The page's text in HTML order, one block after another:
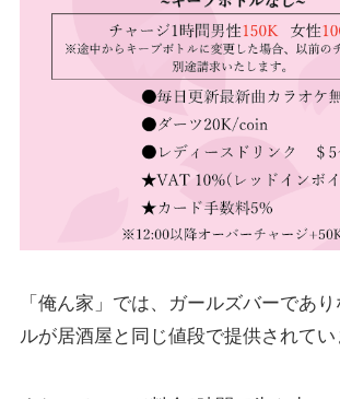
「俺ん家」では、ガールズバーであ
ルが居酒屋と同じ値段で提供されてい